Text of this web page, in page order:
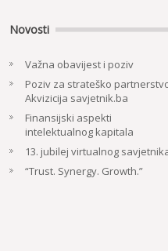
Novosti
Važna obavijest i poziv
Poziv za strateško
Akvizicija savjetnik.ba
Finansijski aspekti
intelektualnog kapitala
13. jubilej virtualnog
“Trust. Synergy. Growth.”